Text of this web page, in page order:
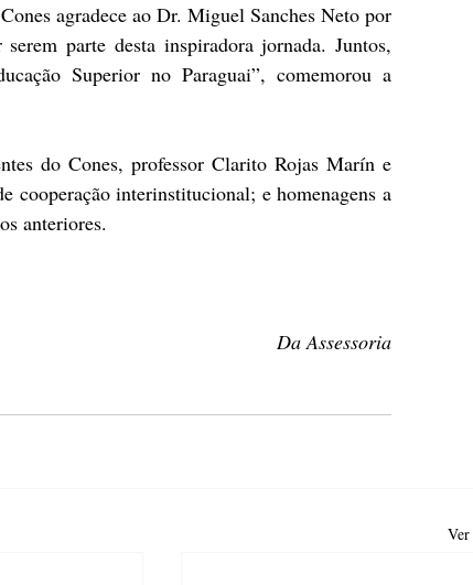
agradece ao Dr. Miguel Sanches Neto por
parte desta inspiradora jornada. Juntos,
Superior no Paraguai”, comemorou a
do Cones, professor Clarito Rojas Marín e
cooperação interinstitucional; e homenagens a
anteriores.
Da Assessoria